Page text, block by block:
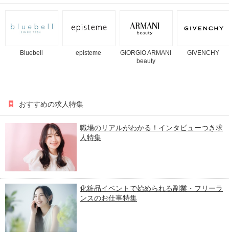
Bluebell episteme
GIORGIO ARMANI
beauty
GIVENCHY
おすすめの求人特集
職場のリアルがわかる！インタビューつき求
人特集
化粧品イベントで始められる副業・フリーラ
ンスのお仕事特集